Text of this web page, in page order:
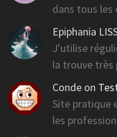
dans tous
Epiphania
J'utilise
la trouve
Conde on
Site pratique
les